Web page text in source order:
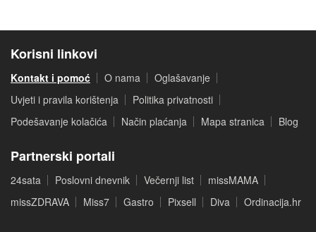
Korisni linkovi
Kontakt i pomoć O nama
Oglašavanje
Uvjeti i pravila korištenja
Politika privatnosti
Podešavanje kolačića
Način plaćanja Mapa stranica Blog
Partnerski portali
24sata Poslovni dnevnik Večernji list
missMAMA
missZDRAVA
Miss7 Gastro Pixsell Diva Ordinacija.hr